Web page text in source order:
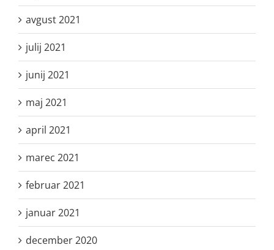
avgust 2021
julij 2021
junij 2021
maj 2021
april 2021
marec 2021
februar 2021
januar 2021
december 2020